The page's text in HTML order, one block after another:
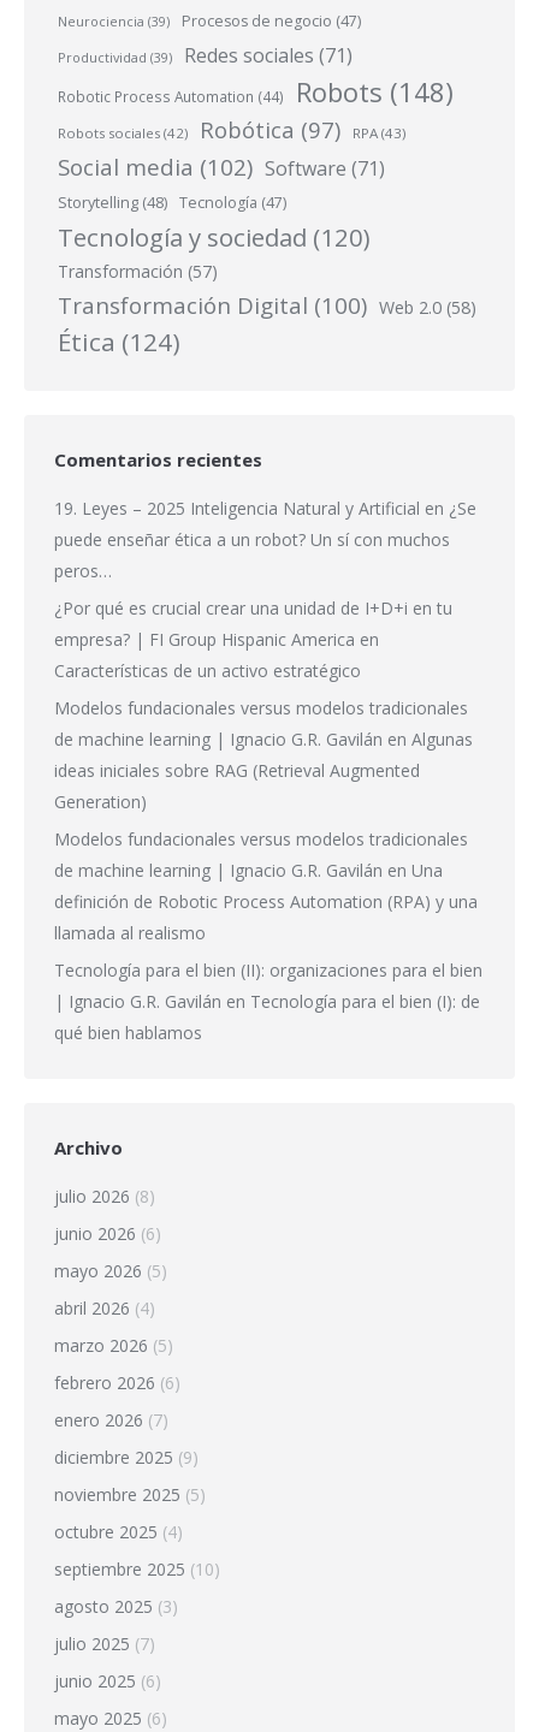
Neurociencia (39) Procesos de negocio (47)
Productividad (39) Redes sociales (71)
Robotic Process Automation (44) Robots (148)
Robots sociales (42) Robótica (97) RPA (43)
Social media (102) Software (71)
Storytelling (48) Tecnología (47)
Tecnología y sociedad (120)
Transformación (57)
Transformación Digital (100) Web 2.0 (58)
Ética (124)
Comentarios recientes
19. Leyes – 2025 Inteligencia Natural y Artificial en ¿Se
puede enseñar ética a un robot? Un sí con muchos
peros…
¿Por qué es crucial crear una unidad de I+D+i en tu
empresa? | FI Group Hispanic America en
Características de un activo estratégico
Modelos fundacionales versus modelos tradicionales
de machine learning | Ignacio G.R. Gavilán en Algunas
ideas iniciales sobre RAG (Retrieval Augmented
Generation)
Modelos fundacionales versus modelos tradicionales
de machine learning | Ignacio G.R. Gavilán en Una
definición de Robotic Process Automation (RPA) y una
llamada al realismo
Tecnología para el bien (II): organizaciones para el bien
| Ignacio G.R. Gavilán en Tecnología para el bien (I): de
qué bien hablamos
Archivo
julio 2026 (8)
junio 2026 (6)
mayo 2026 (5)
abril 2026 (4)
marzo 2026 (5)
febrero 2026 (6)
enero 2026 (7)
diciembre 2025 (9)
noviembre 2025 (5)
octubre 2025 (4)
septiembre 2025 (10)
agosto 2025 (3)
julio 2025 (7)
junio 2025 (6)
mayo 2025 (6)